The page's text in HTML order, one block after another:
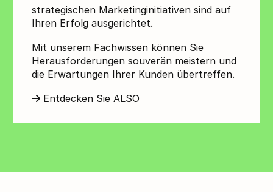
strategischen Marketinginitiativen sind auf
Ihren Erfolg ausgerichtet.
Mit unserem Fachwissen können Sie
Herausforderungen souverän meistern und
die Erwartungen Ihrer Kunden übertreffen.
Entdecken Sie ALSO